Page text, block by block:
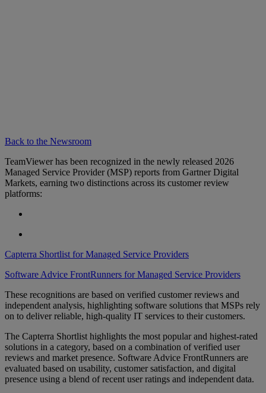
Back to the Newsroom
TeamViewer has been recognized in the newly released 2026
Managed Service Provider (MSP) reports from Gartner Digital
Markets, earning two distinctions across its customer review
platforms:
Capterra Shortlist for Managed Service Providers
Software Advice FrontRunners for Managed Service Providers
These recognitions are based on verified customer reviews and
independent analysis, highlighting software solutions that MSPs rely
on to deliver reliable, high-quality IT services to their customers.
The Capterra Shortlist highlights the most popular and highest-rated
solutions in a category, based on a combination of verified user
reviews and market presence. Software Advice FrontRunners are
evaluated based on usability, customer satisfaction, and digital
presence using a blend of recent user ratings and independent data.